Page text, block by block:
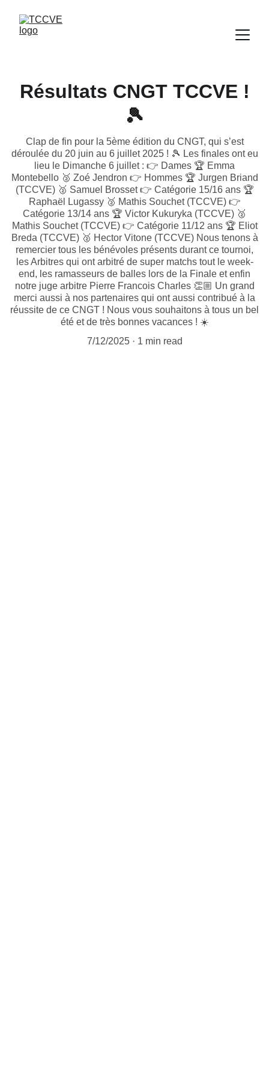
Résultats CNGT TCCVE !
🎾
Clap de fin pour la 5ème édition du CNGT, qui s’est
déroulée du 20 juin au 6 juillet 2025 ! 🎾 Les finales ont eu
lieu le Dimanche 6 juillet : 👉 Dames 🏆 Emma
Montebello 🥈 Zoé Jendron 👉 Hommes 🏆 Jurgen Briand
(TCCVE) 🥈 Samuel Brosset 👉 Catégorie 15/16 ans 🏆
Raphaël Lugassy 🥈 Mathis Souchet (TCCVE) 👉
Catégorie 13/14 ans 🏆 Victor Kukuryka (TCCVE) 🥈
Mathis Souchet (TCCVE) 👉 Catégorie 11/12 ans 🏆 Eliot
Breda (TCCVE) 🥈 Hector Vitone (TCCVE) Nous tenons à
remercier tous les bénévoles présents durant ce tournoi,
les Arbitres qui ont arbitré de super matchs tout le week-
end, les ramasseurs de balles lors de la Finale et enfin
notre juge arbitre Pierre Francois Charles 👏🏼 Un grand
merci aussi à nos partenaires qui ont aussi contribué à la
réussite de ce CNGT ! Nous vous souhaitons à tous un bel
été et de très bonnes vacances ! ☀️
7/12/2025
1 min read